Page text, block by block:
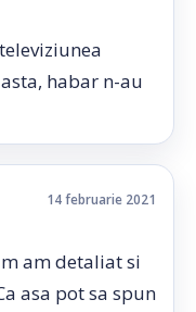
habar n-au
14 februarie 2021
am detaliat si
asa pot sa spun